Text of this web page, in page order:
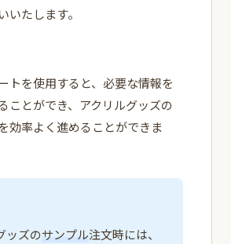
いたします。
トを使用すると、必要な情報を
ことができ、アクリルグッズの
効率よく進めることができま
ッズのサンプル注文時には、